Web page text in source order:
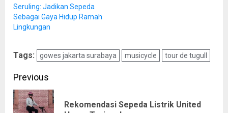
Seruling: Jadikan Sepeda
Sebagai Gaya Hidup Ramah
Lingkungan
Tags: gowes jakarta surabaya musicycle tour de tuguII
Post
navigation
Previous
Rekomendasi Sepeda Listrik United